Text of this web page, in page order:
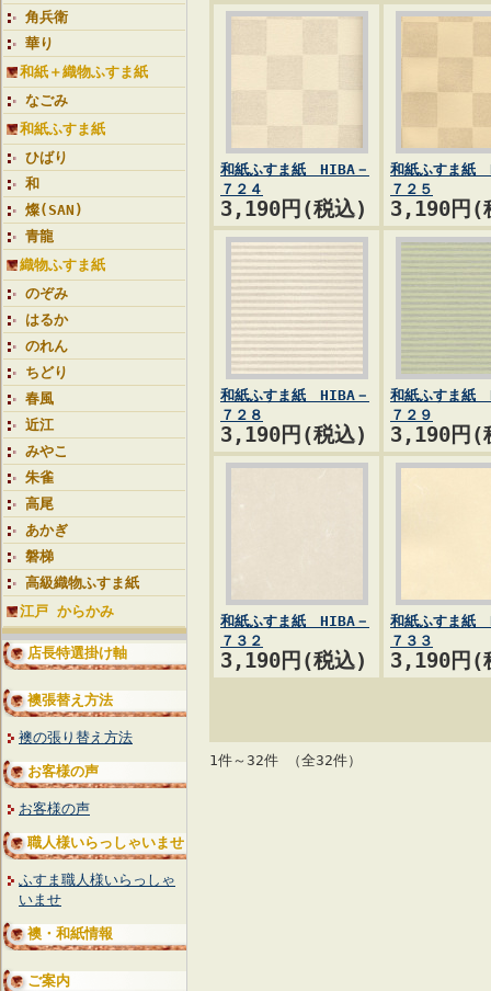
角兵衛
華り
和紙＋織物ふすま紙
なごみ
和紙ふすま紙
ひばり
和
燦(SAN)
青龍
織物ふすま紙
のぞみ
はるか
のれん
ちどり
春風
近江
みやこ
朱雀
高尾
あかぎ
磐梯
高級織物ふすま紙
江戸 からかみ
店長特選掛け軸
襖張替え方法
襖の張り替え方法
お客様の声
お客様の声
職人様いらっしゃいませ
ふすま職人様いらっしゃ
いませ
襖・和紙情報
ご案内
和紙ふすま紙 HIBA－
７２４
3,190円(税込)
和紙ふすま紙
７２５
3,190円(
和紙ふすま紙 HIBA－
７２８
3,190円(税込)
和紙ふすま紙
７２９
3,190円(
和紙ふすま紙 HIBA－
７３２
3,190円(税込)
和紙ふすま紙
７３３
3,190円(
1件～32件 （全32件）